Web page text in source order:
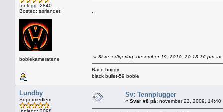
Innlegg: 2840
Bosted: sørlandet
boblekameratene « Siste redigering: desember 19, 2010, 20:13:36 pm av
Race-buggy.
black bullet-59 boble
Lundby
Supermedlem
Innlegg: 2098
Sv: Tennplugger
« Svar #8 på: november 23, 2009,